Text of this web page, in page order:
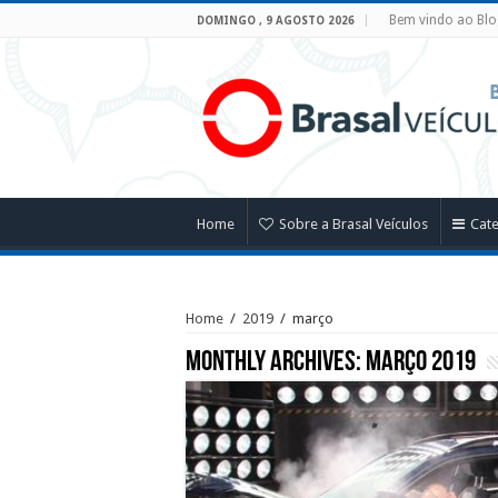
DOMINGO , 9 AGOSTO 2026 Bem vindo ao
Home Sobre a Brasal Veículos
Home / 2019 / março
Monthly Archives: março 2019